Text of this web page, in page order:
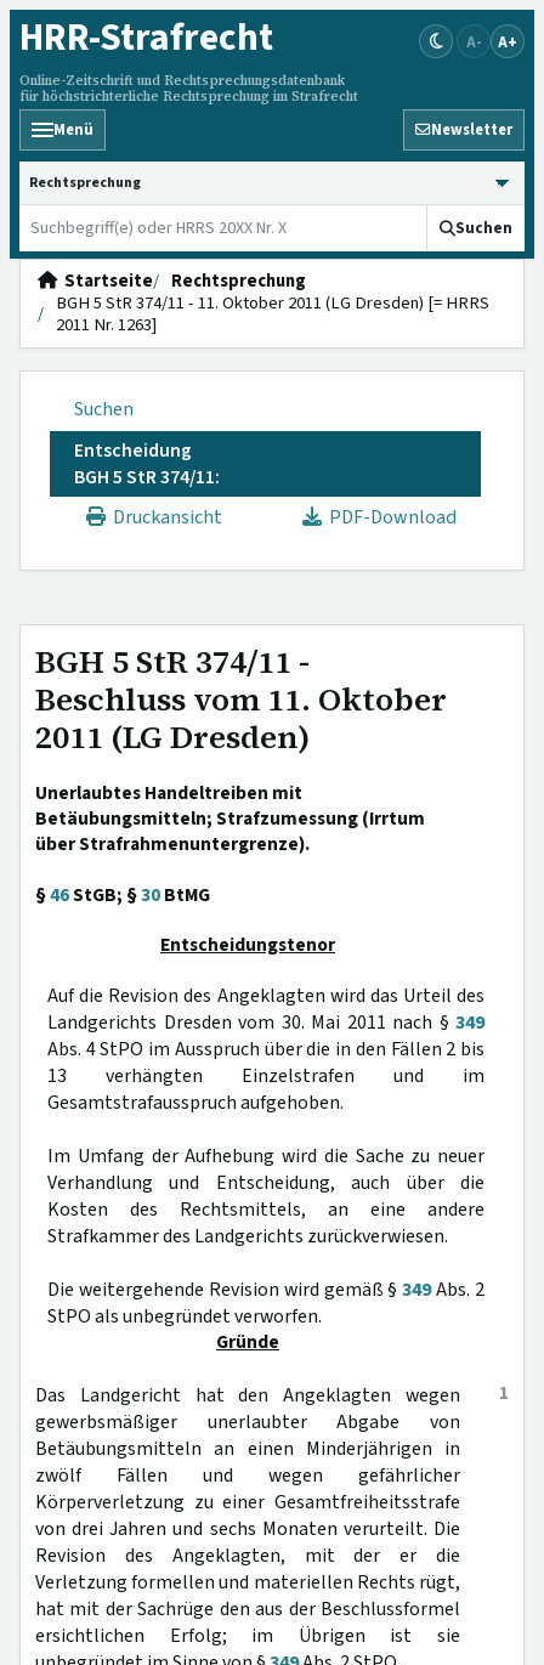
HRR-Strafrecht
Online-Zeitschrift und Rechtsprechungsdatenbank
für höchstrichterliche Rechtsprechung im Strafrecht
A- A+
Menü Newsletter
HRRS durchsuchen
Suchen
Startseite
Rechtsprechung
BGH 5 StR 374/11 - 11. Oktober 2011 (LG Dresden) [= HRRS
2011 Nr. 1263]
Suchen
Entscheidung
BGH 5 StR 374/11:
Druckansicht
PDF-Download
BGH 5 StR 374/11 -
Beschluss vom 11. Oktober
2011 (LG Dresden)
Unerlaubtes Handeltreiben mit
Betäubungsmitteln; Strafzumessung (Irrtum
über Strafrahmenuntergrenze).
§46StGB; §30BtMG
Entscheidungstenor
Auf die Revision des Angeklagten wird das Urteil des
Landgerichts Dresden vom 30. Mai 2011 nach § 349
Abs. 4 StPO im Ausspruch über die in den Fällen 2 bis
13 verhängten Einzelstrafen und im
Gesamtstrafausspruch aufgehoben.
Im Umfang der Aufhebung wird die Sache zu neuer
Verhandlung und Entscheidung, auch über die
Kosten des Rechtsmittels, an eine andere
Strafkammer des Landgerichts zurückverwiesen.
Die weitergehende Revision wird gemäß §349Abs. 2
StPO als unbegründet verworfen.
Gründe
1
Das Landgericht hat den Angeklagten wegen
gewerbsmäßiger unerlaubter Abgabe von
Betäubungsmitteln an einen Minderjährigen in
zwölf Fällen und wegen gefährlicher
Körperverletzung zu einer Gesamtfreiheitsstrafe
von drei Jahren und sechs Monaten verurteilt. Die
Revision des Angeklagten, mit der er die
Verletzung formellen und materiellen Rechts rügt,
hat mit der Sachrüge den aus der Beschlussformel
ersichtlichen Erfolg; im Übrigen ist sie